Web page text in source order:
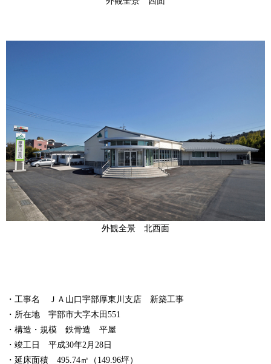
外観全景 北西面
・工事名 ＪＡ山口宇部厚東川支店 新築工事
・所在地 宇部市大字木田551
・構造・規模 鉄骨造 平屋
・竣工日 平成30年2月28日
・延床面積 495.74㎡（149.96坪）